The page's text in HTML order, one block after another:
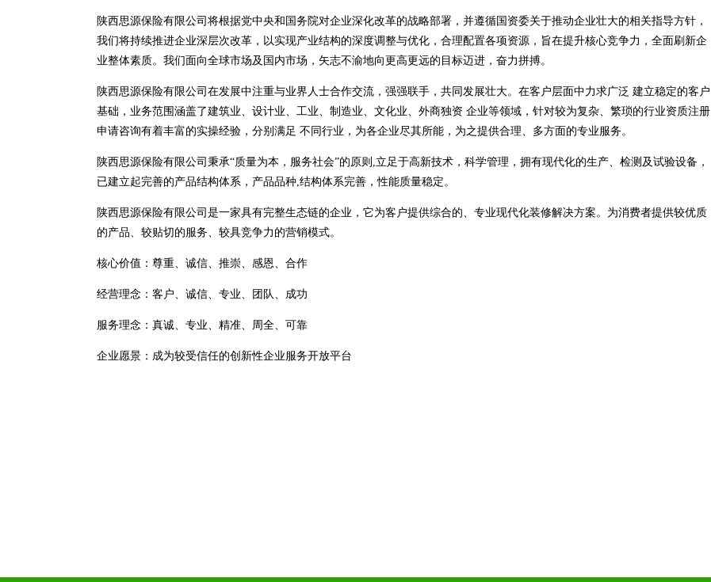
陕西思源保险有限公司将根据党中央和国务院对企业深化改革的战略部署，并遵循国资委关于推动企业壮大的相关指导方针，
我们将持续推进企业深层次改革，以实现产业结构的深度调整与优化，合理配置各项资源，旨在提升核心竞争力，全面刷新企
业整体素质。我们面向全球市场及国内市场，矢志不渝地向更高更远的目标迈进，奋力拼搏。
陕西思源保险有限公司在发展中注重与业界人士合作交流，强强联手，共同发展壮大。在客户层面中力求广泛 建立稳定的客户
基础，业务范围涵盖了建筑业、设计业、工业、制造业、文化业、外商独资 企业等领域，针对较为复杂、繁琐的行业资质注册
申请咨询有着丰富的实操经验，分别满足 不同行业，为各企业尽其所能，为之提供合理、多方面的专业服务。
陕西思源保险有限公司秉承“质量为本，服务社会”的原则,立足于高新技术，科学管理，拥有现代化的生产、检测及试验设备，
已建立起完善的产品结构体系，产品品种,结构体系完善，性能质量稳定。
陕西思源保险有限公司是一家具有完整生态链的企业，它为客户提供综合的、专业现代化装修解决方案。为消费者提供较优质
的产品、较贴切的服务、较具竞争力的营销模式。
核心价值：尊重、诚信、推崇、感恩、合作
经营理念：客户、诚信、专业、团队、成功
服务理念：真诚、专业、精准、周全、可靠
企业愿景：成为较受信任的创新性企业服务开放平台